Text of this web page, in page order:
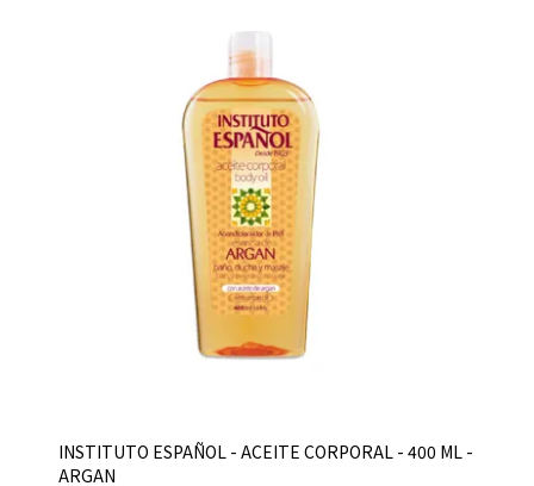
INSTITUTO ESPAÑOL - ACEITE CORPORAL - 400 ML -
ARGAN